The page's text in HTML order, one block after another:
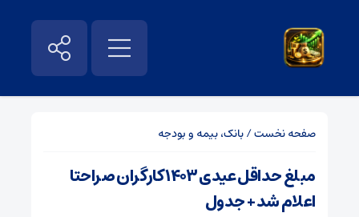
صفحه نخست/بانک، بیمه و بودجه
مبلغ حداقل عیدی ۱۴۰۳ کارگران صراحتا
اعلام شد + جدول